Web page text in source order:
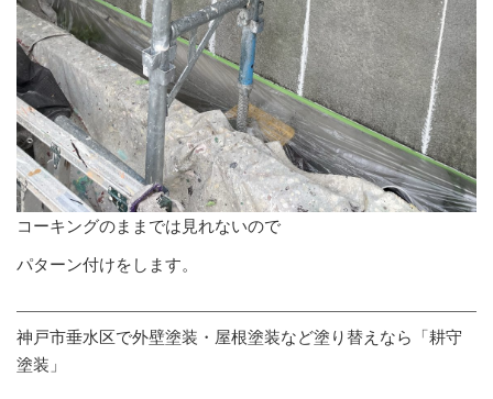
コーキングのままでは見れないので
パターン付けをします。
神戸市垂水区で外壁塗装・屋根塗装など塗り替えなら「耕守
塗装」